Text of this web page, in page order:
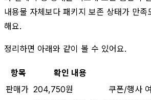
내용물 자체보다 패키지 보존 상태가 만족
해요.
정리하면 아래와 같이 볼 수 있어요.
항목 확인 내용
판매가 204,750원 쿠폰/행사